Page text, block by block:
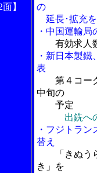
】
の
延長･拡充
・中国運輸
有効求人
・新日本製
表
第４コー
中旬の
予定
出銑へ
・フジトラ
替え
「きぬ
き」を